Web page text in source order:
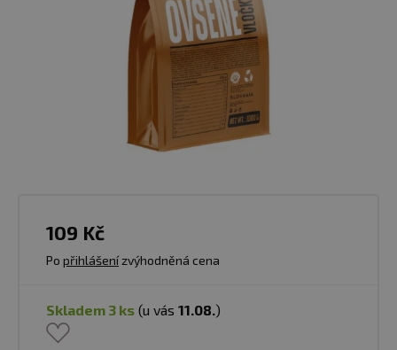
109 Kč
Po přihlášenízvýhodněná cena
skladem 3 ks (u vás 11.08.)